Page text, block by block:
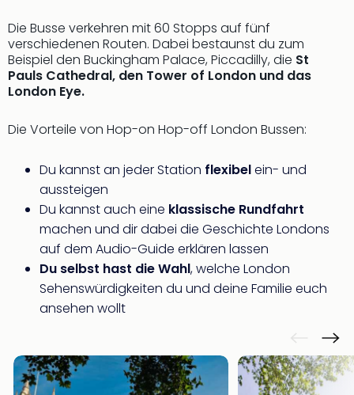
Die Busse verkehren mit 60 Stopps auf fünf
verschiedenen Routen. Dabei bestaunst du zum
Beispiel den Buckingham Palace, Piccadilly, die St
Pauls Cathedral, den Tower of London und das
London Eye.
Die Vorteile von Hop-on Hop-off London Bussen:
Du kannst an jeder Station flexibelein- und
aussteigen
Du kannst auch eine klassische Rundfahrt
machen und dir dabei die Geschichte Londons
auf dem Audio-Guide erklären lassen
Du selbst hast die Wahl, welche London
Sehenswürdigkeiten du und deine Familie euch
ansehen wollt